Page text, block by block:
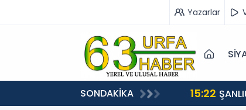
Yazarlar
SONDAKİKA
BAŞLADI 15:22